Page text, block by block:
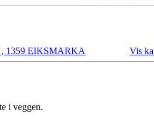
, 1359 EIKSMARKA Vis
i veggen.